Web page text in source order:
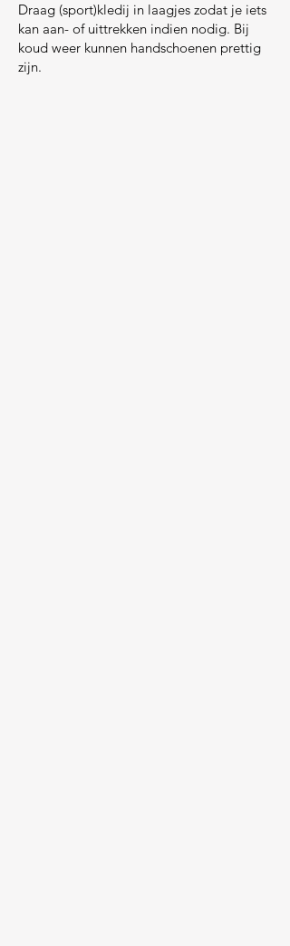
Draag (sport)kledij in laagjes zodat je iets
kan aan- of uittrekken indien nodig. Bij
koud weer kunnen handschoenen prettig
zijn.